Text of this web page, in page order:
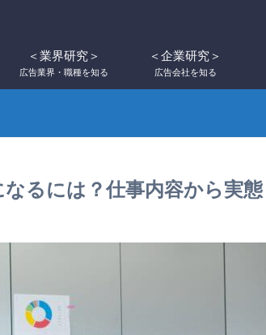
広告業界・職種を知る
＜業界研究＞
広告会社を知る
＜企業研究＞
るには？仕事内容から実態